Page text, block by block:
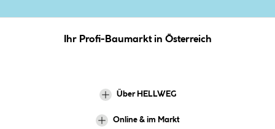
Ihr Profi-Baumarkt in Österreich
Über HELLWEG
Online & im Markt